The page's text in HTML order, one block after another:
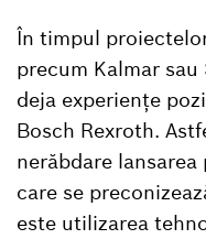
În timpul
precum Kalmar
deja experiențe
Bosch Rexroth.
nerăbdare
care se
este utilizarea